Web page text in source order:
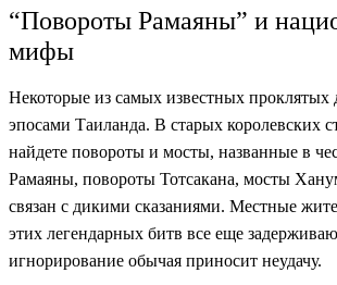
“Повороты Рамаяны” и
мифы
Некоторые из самых известных проклятых
эпосами Таиланда. В старых королевских
найдете повороты и мосты, названные в
Рамаяны, повороты Тотсакана, мосты
связан с дикими сказаниями. Местные
этих легендарных битв все еще
игнорирование обычая приносит неудачу.